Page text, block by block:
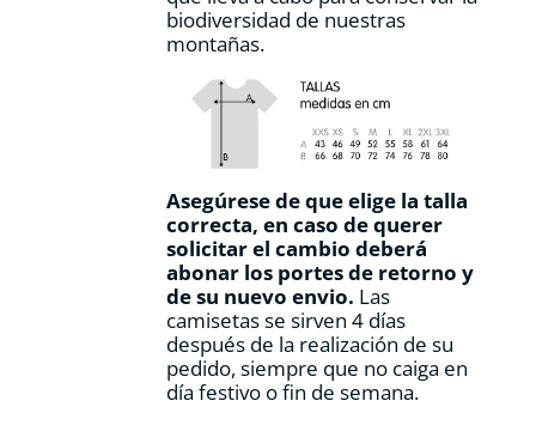
biodiversidad de nuestras
montañas.
Asegúrese de que elige la talla
correcta, en caso de querer
solicitar el cambio deberá
abonar los portes de retorno y
de su nuevo envio. Las
camisetas se sirven 4 días
después de la realización de su
pedido, siempre que no caiga en
día festivo o fin de semana.